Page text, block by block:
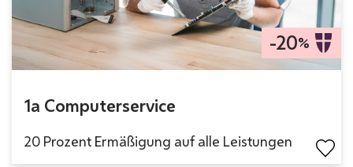
1a Computerservice
-20%
20 Prozent Ermäßigung auf alle Leistungen